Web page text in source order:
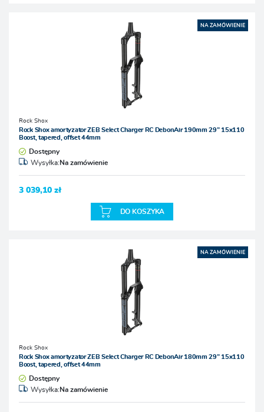
NA ZAMÓWIENIE
Rock Shox
Rock Shox amortyzator ZEB Select Charger RC DebonAir 190mm 29” 15x110
Boost, tapered, offset 44mm
Dostępny
Wysyłka: Na zamówienie
3 039,10 zł
DO KOSZYKA
NA ZAMÓWIENIE
Rock Shox
Rock Shox amortyzator ZEB Select Charger RC DebonAir 180mm 29” 15x110
Boost, tapered, offset 44mm
Dostępny
Wysyłka: Na zamówienie